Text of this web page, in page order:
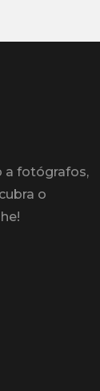
a fotógrafos,
o